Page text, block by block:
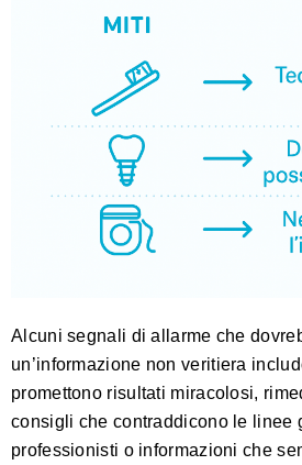
Alcuni segnali di allarme che
un’informazione non veritiera
promettono risultati miracolosi,
consigli che contraddicono le linee
professionisti o informazioni che